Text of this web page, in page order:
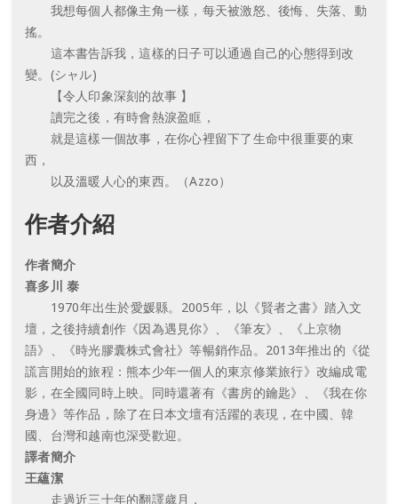
我想每個人都像主角一樣，每天被激怒、後悔、失落、動
搖。
這本書告訴我，這樣的日子可以通過自己的心態得到改
變。(シャル)
【令人印象深刻的故事 】
讀完之後，有時會熱淚盈眶，
就是這樣一個故事，在你心裡留下了生命中很重要的東
西，
以及溫暖人心的東西。（Azzo）
作者介紹
作者簡介
喜多川 泰
1970年出生於愛媛縣。2005年，以《賢者之書》踏入文
壇，之後持續創作《因為遇見你》、《筆友》、《上京物
語》、《時光膠囊株式會社》等暢銷作品。2013年推出的《從
謊言開始的旅程：熊本少年一個人的東京修業旅行》改編成電
影，在全國同時上映。同時還著有《書房的鑰匙》、《我在你
身邊》等作品，除了在日本文壇有活躍的表現，在中國、韓
國、台灣和越南也深受歡迎。
譯者簡介
王蘊潔
走過近三十年的翻譯歲月，